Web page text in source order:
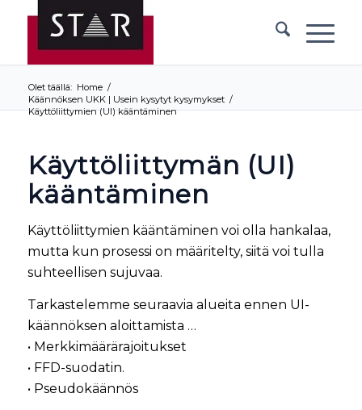
Olet täällä: Home /
Käännöksen UKK | Usein kysytyt kysymykset /
Käyttöliittymien (UI) kääntäminen
Käyttöliittymän (UI)
kääntäminen
Käyttöliittymien kääntäminen voi olla hankalaa,
mutta kun prosessi on määritelty, siitä voi tulla
suhteellisen sujuvaa.
Tarkastelemme seuraavia alueita ennen UI-
käännöksen aloittamista …
• Merkkimäärärajoitukset
• FFD-suodatin.
• Pseudokäännös